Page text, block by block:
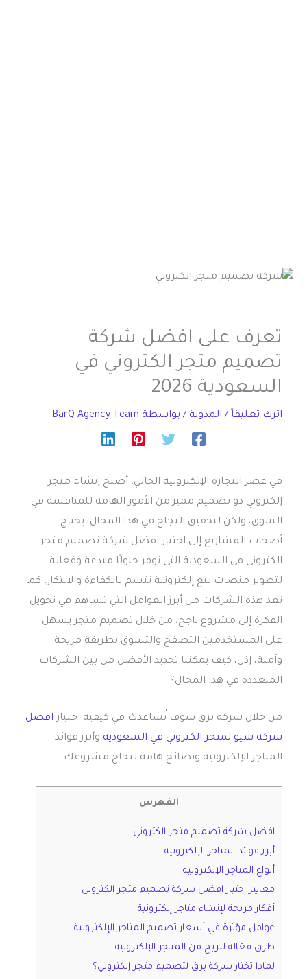
تعرف على افضل شركة
تصميم متجر الكتروني في
السعودية 2026
اترك تعليقاً / المدونة / بواسطة BarQ Agency Team
في عصر التجارة الإلكترونية الحالي، أصبح إنشاء متجر
إلكتروني ذو تصميم مميز من الأمور الهامة للمنافسة في
السوق، ولكن لتحقيق النجاح في هذا المجال، يحتاج
أصحاب المشاريع إلى اختيار افضل شركة تصميم متجر
الكتروني في السعودية التي توفر حلولًا مبدعة وفعالة
لتطوير منصات بيع إلكترونية تتسم بالكفاءة والابتكار، كما
تعد هذه الشركات من أبرز العوامل التي تساهم في تحويل
الفكرة إلى مشروع ناجح، من خلال تصميم متجر يسهل
على المستخدمين التصفح والتسوق بطريقة مريحة
وآمنة، إذن، كيف يمكننا تحديد الأفضل من بين الشركات
المتعددة في هذا المجال؟
من خلال شركة برق سوف نُساعدك في كيفية اختيار افضل
شركة سيو لمتجر الكتروني في السعودية وأبرز فوائد
المتاجر الإلكترونية ونصائح هامة لنجاح مشروعك.
الفهرس
افضل شركة تصميم متجر الكتروني
أبرز فوائد المتاجر الإلكترونية
أنواع المتاجر الإلكترونية
معايير اختيار افضل شركة تصميم متجر الكتروني
أفكار مربحة لإنشاء متاجر إلكترونية
عوامل مؤثرة في أسعار تصميم المتاجر الإلكترونية
طرق فعّالة للربح من المتاجر الإلكترونية
لماذا تختار شركة برق لتصميم متجر إلكتروني؟